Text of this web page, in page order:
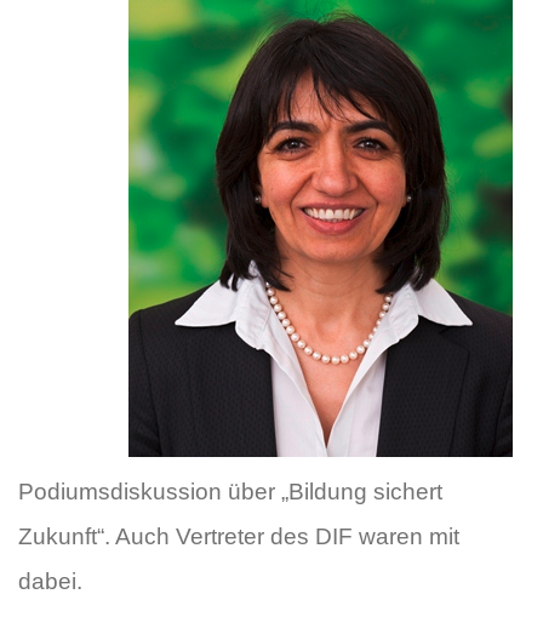
Podiumsdiskussion über „Bildung sichert
Zukunft“. Auch Vertreter des DIF waren mit
dabei.